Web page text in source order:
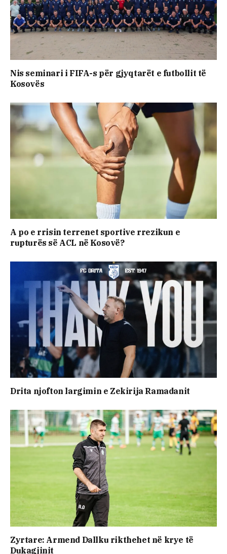
Nis seminari i FIFA-s për gjyqtarët e futbollit të
Kosovës
A po e rrisin terrenet sportive rrezikun e
rupturës së ACL në Kosovë?
Drita njofton largimin e Zekirija Ramadanit
Zyrtare: Armend Dallku rikthehet në krye të
Dukagjinit